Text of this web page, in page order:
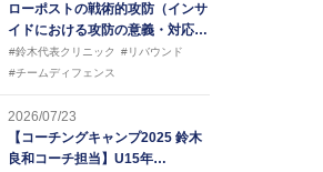
ローポストの戦術的攻防（インサ
イドにおける攻防の意義・対応…
#鈴木代表クリニック
#リバウンド
#チームディフェンス
2026/07/23
【コーチングキャンプ2025 鈴木
良和コーチ担当】U15年…